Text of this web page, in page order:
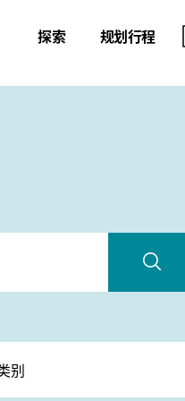
探索 规划行程
别